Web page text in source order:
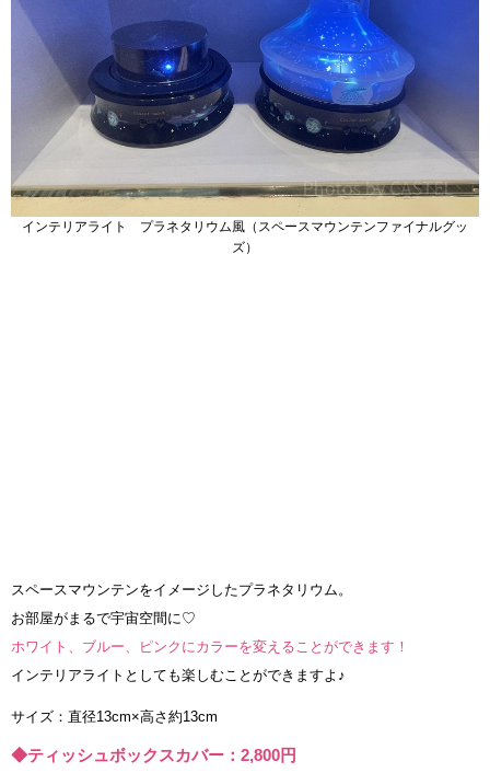
インテリアライト プラネタリウム風（スペースマウンテンファイナルグッ
ズ）
スペースマウンテンをイメージしたプラネタリウム。
お部屋がまるで宇宙空間に♡
ホワイト、ブルー、ピンクにカラーを変えることができます！
インテリアライトとしても楽しむことができますよ♪
サイズ：直径13cm×高さ約13cm
◆ティッシュボックスカバー：2,800円